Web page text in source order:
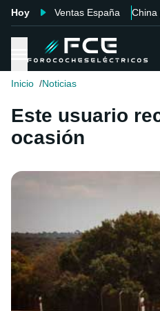
Hoy Ventas España China
Inicio Noticias
Este usuario
ocasión